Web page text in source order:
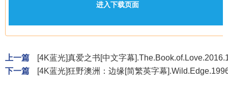
进入下载页面
上一篇
[4K蓝光]真爱之书[中文字幕
下一篇
[4K蓝光]狂野澳洲：边缘[简繁英字幕